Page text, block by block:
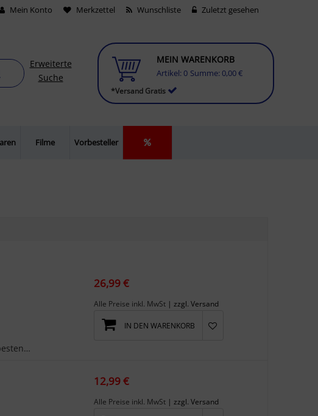
Mein Konto Merkzettel Wunschliste Zuletzt gesehen
Erweiterte
Suche
*Versand Gratis
MEIN WARENKORB
Artikel: 0 Summe: 0,00 €
Filme Vorbesteller
Kennst du diesen Song? Mit Hitster holst du dir die besten Hits aus 100 Jahren Musikgeschichte na...
26,99 €
Alle Preise inkl. MwSt | zzgl. Versand
IN DEN WARENKORB
12,99 €
Alle Preise inkl. MwSt | zzgl. Versand